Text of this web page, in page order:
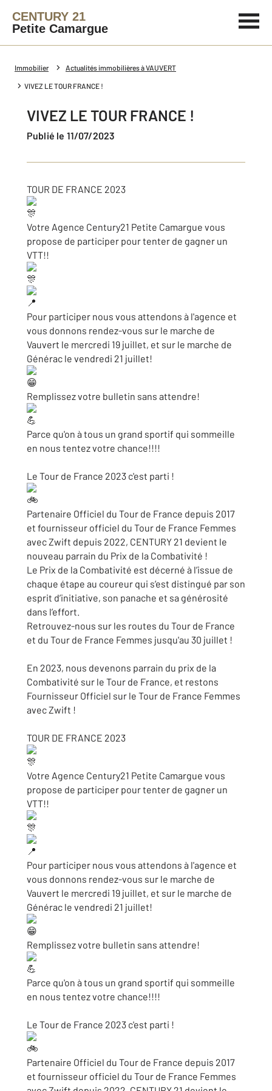
CENTURY 21
Petite Camargue
Immobilier Actualités immobilières à VAUVERT
VIVEZ LE TOUR FRANCE !
VIVEZ LE TOUR FRANCE !
Publié le 11/07/2023
TOUR DE FRANCE 2023
Votre Agence Century21 Petite Camargue vous
propose de participer pour tenter de gagner un
VTT!!
Pour participer nous vous attendons à l'agence et
vous donnons rendez-vous sur le marche de
Vauvert le mercredi 19 juillet, et sur le marche de
Générac le vendredi 21 juillet!
Remplissez votre bulletin sans attendre!
Parce qu'on à tous un grand sportif qui sommeille
en nous tentez votre chance!!!!
Le Tour de France 2023 c'est parti !
Partenaire Officiel du Tour de France depuis 2017
et fournisseur officiel du Tour de France Femmes
avec Zwift depuis 2022, CENTURY 21 devient le
nouveau parrain du Prix de la Combativité !
Le Prix de la Combativité est décerné à l’issue de
chaque étape au coureur qui s’est distingué par son
esprit d’initiative, son panache et sa générosité
dans l’effort.
Retrouvez-nous sur les routes du Tour de France
et du Tour de France Femmes jusqu'au 30 juillet !
En 2023, nous devenons parrain du prix de la
Combativité sur le Tour de France, et restons
Fournisseur Officiel sur le Tour de France Femmes
avec Zwift !
TOUR DE FRANCE 2023
Votre Agence Century21 Petite Camargue vous
propose de participer pour tenter de gagner un
VTT!!
Pour participer nous vous attendons à l'agence et
vous donnons rendez-vous sur le marche de
Vauvert le mercredi 19 juillet, et sur le marche de
Générac le vendredi 21 juillet!
Remplissez votre bulletin sans attendre!
Parce qu'on à tous un grand sportif qui sommeille
en nous tentez votre chance!!!!
Le Tour de France 2023 c'est parti !
Partenaire Officiel du Tour de France depuis 2017
et fournisseur officiel du Tour de France Femmes